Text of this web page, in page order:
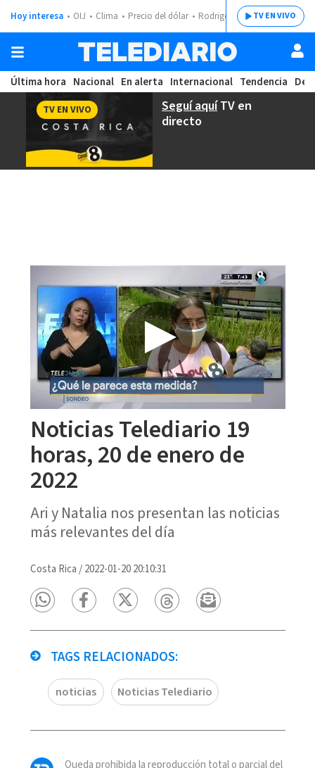
Hoy interesa OIJ Clima Precio del dólar Rodrigo ChavesTV EN VIVO
Última hora Nacional En alerta Internacional Tendencia
Seguí aquíTV en
directo
TV EN VIVO
Noticias Telediario 19
horas, 20 de enero de
2022
Ari y Natalia nos presentan las noticias
más relevantes del día
Costa Rica /2022-01-20 20:10:31
TAGS RELACIONADOS:
noticias Noticias Telediario
Queda prohibida la reproducción total o parcial del